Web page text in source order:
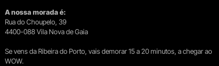
A nossa morada é:
Rua do Choupelo, 39
4400-088 Vila Nova de Gaia
Se vens da Ribeira do Porto, vais demorar 15 a 20 minutos, a chegar ao
WOW.